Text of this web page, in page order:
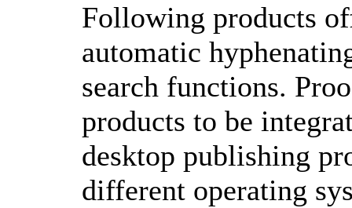
Following products
automatic
search functions.
products to be
desktop publishing
different operating